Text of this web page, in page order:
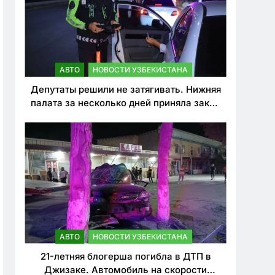
АВТО НОВОСТИ УЗБЕКИСТАНА
Депутаты решили не затягивать. Нижняя
палата за несколько дней приняла закон
нарушителей ПДД
АВТО НОВОСТИ УЗБЕКИСТАНА
21-летняя блогерша погибла в ДТП в
Джизаке. Автомобиль на скорости